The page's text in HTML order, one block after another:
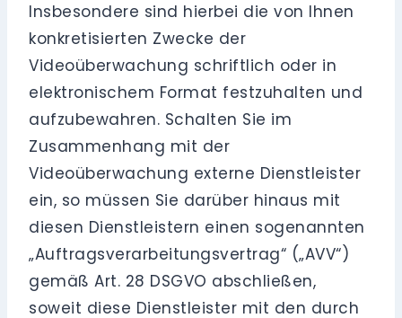
Insbesondere sind hierbei die von Ihnen
konkretisierten Zwecke der
Videoüberwachung schriftlich oder in
elektronischem Format festzuhalten und
aufzubewahren. Schalten Sie im
Zusammenhang mit der
Videoüberwachung externe Dienstleister
ein, so müssen Sie darüber hinaus mit
diesen Dienstleistern einen sogenannten
„Auftragsverarbeitungsvertrag“ („AVV“)
gemäß Art. 28 DSGVO abschließen,
soweit diese Dienstleister mit den durch